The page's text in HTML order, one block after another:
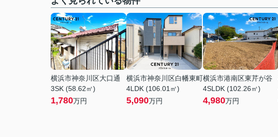
横浜市神奈川区大口通
3SK (58.62㎡)
1,780万円
横浜市神奈川区白幡東町
4LDK (106.01㎡)
5,090万円
横浜市港南区東芹が谷
4SLDK (102.26㎡)
4,980万円